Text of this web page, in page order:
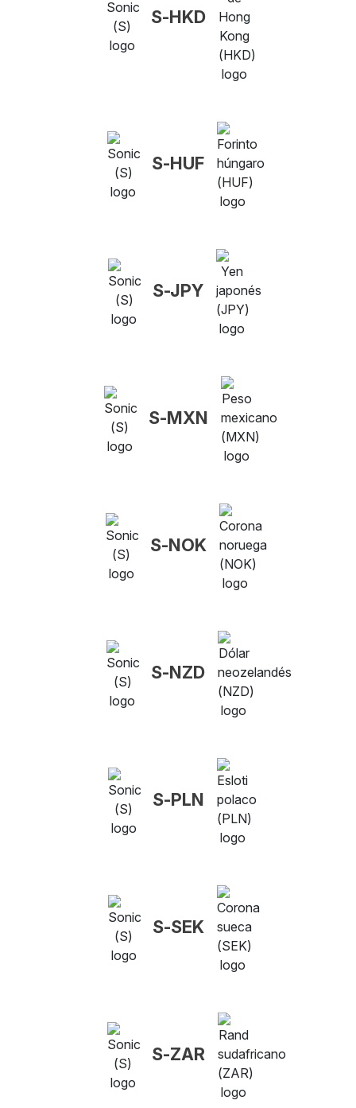
S-HKD
S-HUF
S-JPY
S-MXN
S-NOK
S-NZD
S-PLN
S-SEK
S-ZAR